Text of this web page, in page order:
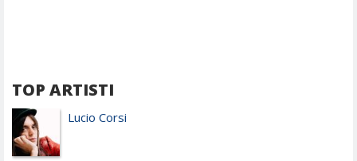
TOP ARTISTI
Lucio Corsi